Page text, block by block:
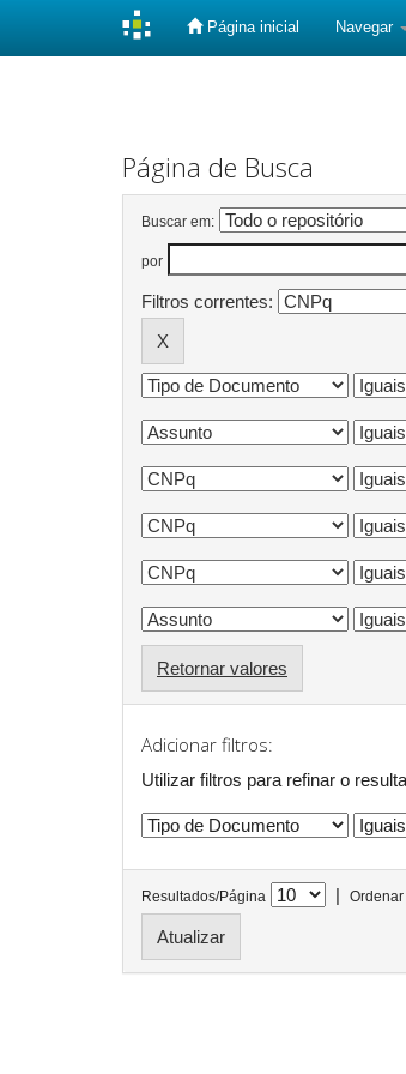
Página inicial Navegar
Página de Busca
Buscar em:
por
Filtros correntes:
Retornar valores
Adicionar filtros:
Utilizar filtros para refinar o
Resultados/Página |